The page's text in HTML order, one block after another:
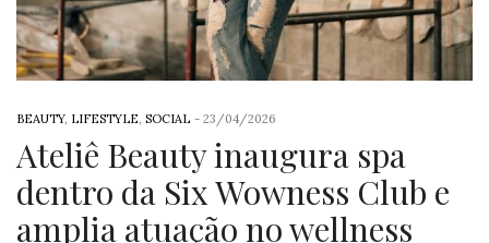
BEAUTY, LIFESTYLE, SOCIAL - 23/04/2026
Ateliê Beauty inaugura spa
dentro da Six Wowness Club e
amplia atuação no wellness